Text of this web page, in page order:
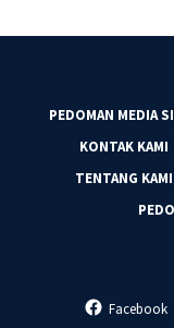
PEDOMAN MEDIA
KONTAK KAMI
TENTANG KAMI
Facebook